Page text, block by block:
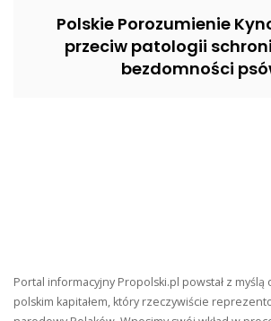
Polskie Porozumienie
przeciw patologii
bezdomności
Portal informacyjny Propolski.pl powstał z
polskim kapitałem, który rzeczywiście